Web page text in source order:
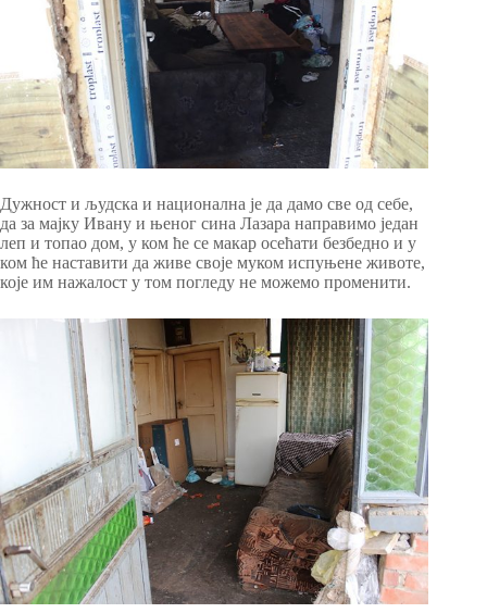
Дужност и људска и национална је да дамо све од себе,
да за мајку Ивану и њеног сина Лазара направимо један
леп и топао дом, у ком ће се макар осећати безбедно и у
ком ће наставити да живе своје муком испуњене животе,
које им нажалост у том погледу не можемо променити.